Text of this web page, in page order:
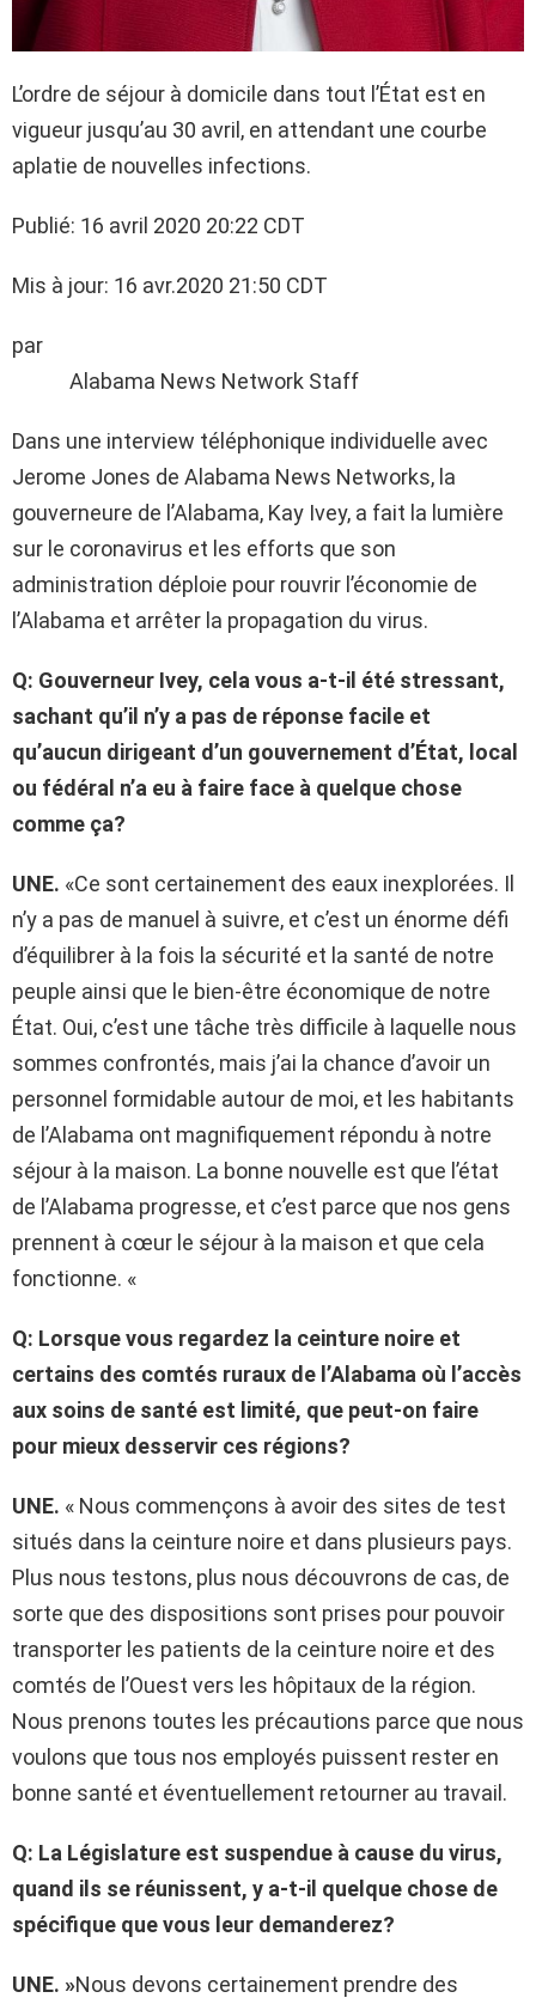
L’ordre de séjour à domicile dans tout l’État est en
vigueur jusqu’au 30 avril, en attendant une courbe
aplatie de nouvelles infections.
Publié: 16 avril 2020 20:22 CDT
Mis à jour: 16 avr.2020 21:50 CDT
par
Alabama News Network Staff
Dans une interview téléphonique individuelle avec
Jerome Jones de Alabama News Networks, la
gouverneure de l’Alabama, Kay Ivey, a fait la lumière
sur le coronavirus et les efforts que son
administration déploie pour rouvrir l’économie de
l’Alabama et arrêter la propagation du virus.
Q: Gouverneur Ivey, cela vous a-t-il été stressant,
sachant qu’il n’y a pas de réponse facile et
qu’aucun dirigeant d’un gouvernement d’État, local
ou fédéral n’a eu à faire face à quelque chose
comme ça?
UNE. «Ce sont certainement des eaux inexplorées. Il
n’y a pas de manuel à suivre, et c’est un énorme défi
d’équilibrer à la fois la sécurité et la santé de notre
peuple ainsi que le bien-être économique de notre
État. Oui, c’est une tâche très difficile à laquelle nous
sommes confrontés, mais j’ai la chance d’avoir un
personnel formidable autour de moi, et les habitants
de l’Alabama ont magnifiquement répondu à notre
séjour à la maison. La bonne nouvelle est que l’état
de l’Alabama progresse, et c’est parce que nos gens
prennent à cœur le séjour à la maison et que cela
fonctionne. «
Q: Lorsque vous regardez la ceinture noire et
certains des comtés ruraux de l’Alabama où l’accès
aux soins de santé est limité, que peut-on faire
pour mieux desservir ces régions?
UNE. « Nous commençons à avoir des sites de test
situés dans la ceinture noire et dans plusieurs pays.
Plus nous testons, plus nous découvrons de cas, de
sorte que des dispositions sont prises pour pouvoir
transporter les patients de la ceinture noire et des
comtés de l’Ouest vers les hôpitaux de la région.
Nous prenons toutes les précautions parce que nous
voulons que tous nos employés puissent rester en
bonne santé et éventuellement retourner au travail.
Q: La Législature est suspendue à cause du virus,
quand ils se réunissent, y a-t-il quelque chose de
spécifique que vous leur demanderez?
UNE. »Nous devons certainement prendre des